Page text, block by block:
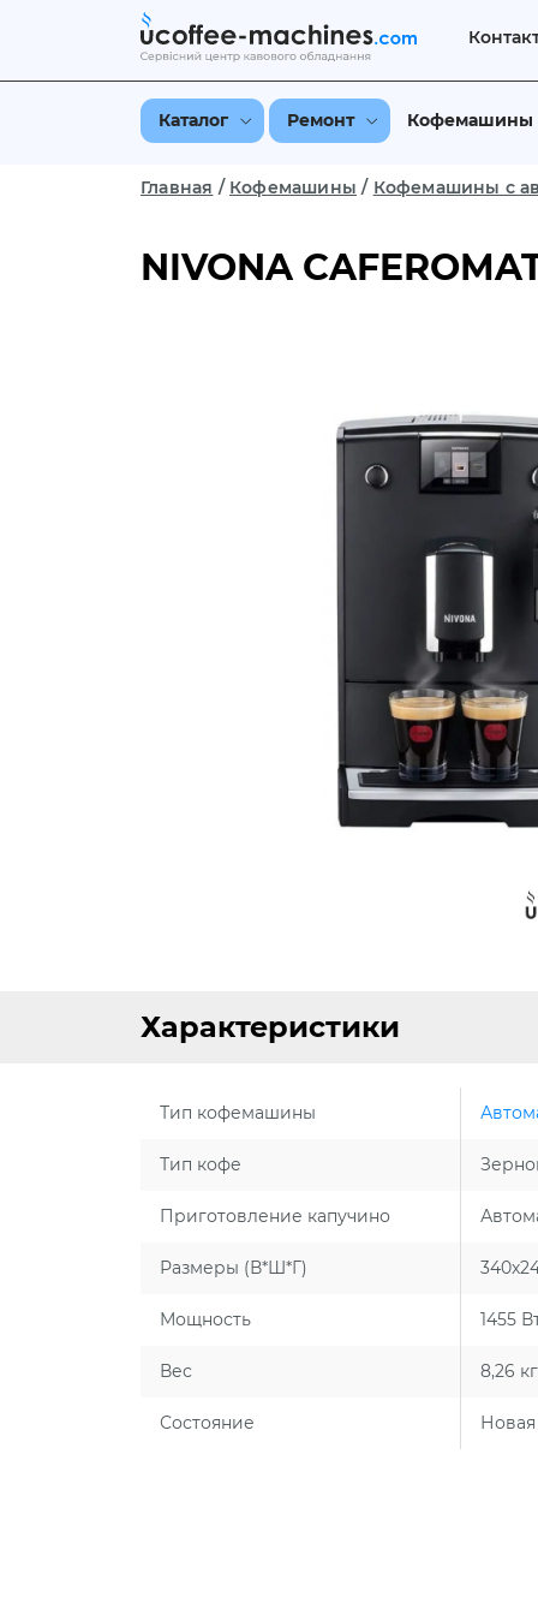
Каталог Ремонт Кофемашины
Главная / Кофемашины / Кофемашины с
NIVONA
Характеристики
Тип кофемашины
Тип кофе
Приготовление капучино
Размеры (В*Ш*Г)
Мощность 1455
Вес 8,26 кг
Состояние Новая